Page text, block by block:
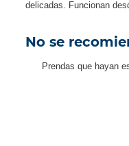
delicadas. Funcionan
No se
Prendas que hayan